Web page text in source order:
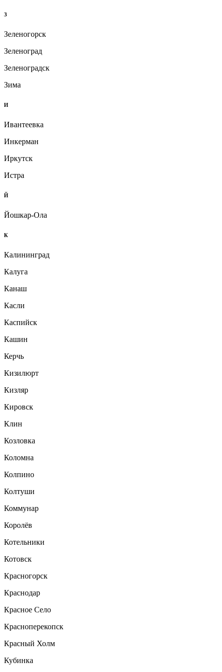
З
Зеленогорск
Зеленоград
Зеленоградск
Зима
И
Ивантеевка
Инкерман
Иркутск
Истра
Й
Йошкар-Ола
К
Калининград
Калуга
Канаш
Касли
Каспийск
Кашин
Керчь
Кизилюрт
Кизляр
Кировск
Клин
Козловка
Коломна
Колпино
Колтуши
Коммунар
Королёв
Котельники
Котовск
Красногорск
Краснодар
Красное Село
Красноперекопск
Красный Холм
Кубинка